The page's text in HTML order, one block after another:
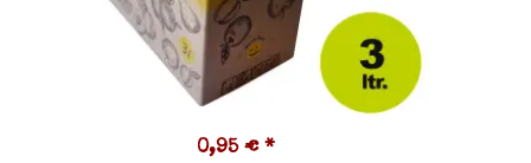
0,95 € *